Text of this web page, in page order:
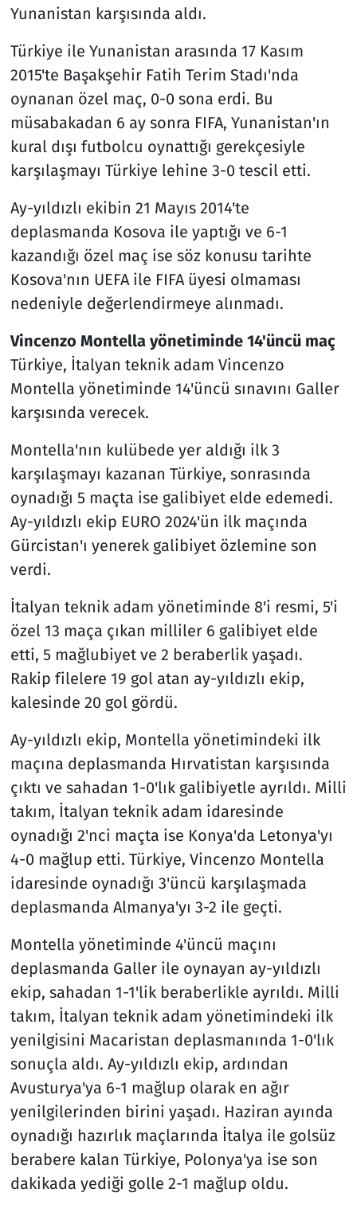
Yunanistan karşısında aldı.
Türkiye ile Yunanistan arasında 17 Kasım
2015'te Başakşehir Fatih Terim Stadı'nda
oynanan özel maç, 0-0 sona erdi. Bu
müsabakadan 6 ay sonra FIFA, Yunanistan'ın
kural dışı futbolcu oynattığı gerekçesiyle
karşılaşmayı Türkiye lehine 3-0 tescil etti.
Ay-yıldızlı ekibin 21 Mayıs 2014'te
deplasmanda Kosova ile yaptığı ve 6-1
kazandığı özel maç ise söz konusu tarihte
Kosova'nın UEFA ile FIFA üyesi olmaması
nedeniyle değerlendirmeye alınmadı.
Vincenzo Montella yönetiminde 14'üncü maç
Türkiye, İtalyan teknik adam Vincenzo
Montella yönetiminde 14'üncü sınavını Galler
karşısında verecek.
Montella'nın kulübede yer aldığı ilk 3
karşılaşmayı kazanan Türkiye, sonrasında
oynadığı 5 maçta ise galibiyet elde edemedi.
Ay-yıldızlı ekip EURO 2024'ün ilk maçında
Gürcistan'ı yenerek galibiyet özlemine son
verdi.
İtalyan teknik adam yönetiminde 8'i resmi, 5'i
özel 13 maça çıkan milliler 6 galibiyet elde
etti, 5 mağlubiyet ve 2 beraberlik yaşadı.
Rakip filelere 19 gol atan ay-yıldızlı ekip,
kalesinde 20 gol gördü.
Ay-yıldızlı ekip, Montella yönetimindeki ilk
maçına deplasmanda Hırvatistan karşısında
çıktı ve sahadan 1-0'lık galibiyetle ayrıldı. Milli
takım, İtalyan teknik adam idaresinde
oynadığı 2'nci maçta ise Konya'da Letonya'yı
4-0 mağlup etti. Türkiye, Vincenzo Montella
idaresinde oynadığı 3'üncü karşılaşmada
deplasmanda Almanya'yı 3-2 ile geçti.
Montella yönetiminde 4'üncü maçını
deplasmanda Galler ile oynayan ay-yıldızlı
ekip, sahadan 1-1'lik beraberlikle ayrıldı. Milli
takım, İtalyan teknik adam yönetimindeki ilk
yenilgisini Macaristan deplasmanında 1-0'lık
sonuçla aldı. Ay-yıldızlı ekip, ardından
Avusturya'ya 6-1 mağlup olarak en ağır
yenilgilerinden birini yaşadı. Haziran ayında
oynadığı hazırlık maçlarında İtalya ile golsüz
berabere kalan Türkiye, Polonya'ya ise son
dakikada yediği golle 2-1 mağlup oldu.